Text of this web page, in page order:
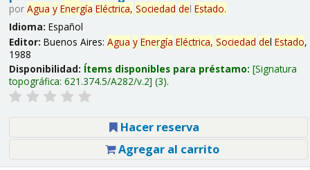
por Agua y Energía Eléctrica, Sociedad del Estado.
Idioma: Español
Editor: Buenos Aires: Agua y Energía Eléctrica, Sociedad del Estado,
1988
Disponibilidad: Ítems disponibles para préstamo: Signatura
topográfica: 621.374.5/A282/v.2 (3).
Hacer reserva
Agregar al carrito